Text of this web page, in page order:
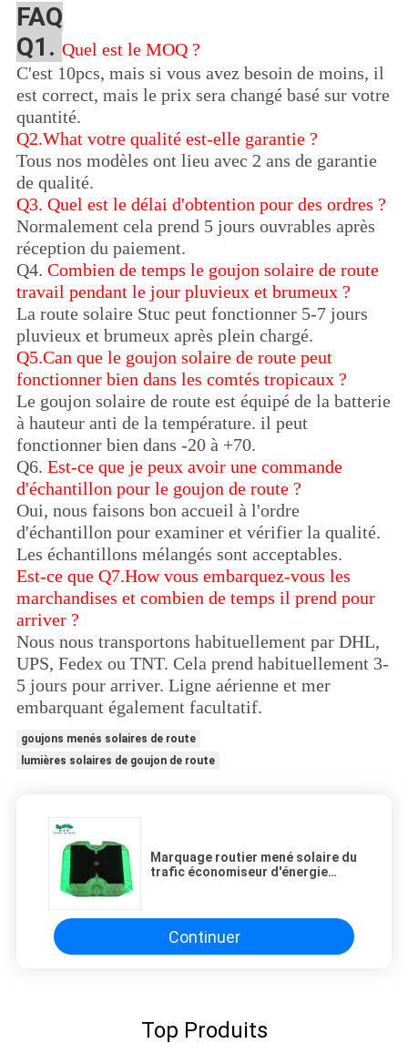
FAQ
Q1. Quel est le MOQ ?
C'est 10pcs, mais si vous avez besoin de moins, il
est correct, mais le prix sera changé basé sur votre
quantité.
Q2.What votre qualité est-elle garantie ?
Tous nos modèles ont lieu avec 2 ans de garantie
de qualité.
Q3. Quel est le délai d'obtention pour des ordres ?
Normalement cela prend 5 jours ouvrables après
réception du paiement.
Q4. Combien de temps le goujon solaire de route
travail pendant le jour pluvieux et brumeux ?
La route solaire Stuc peut fonctionner 5-7 jours
pluvieux et brumeux après plein chargé.
Q5.Can que le goujon solaire de route peut
fonctionner bien dans les comtés tropicaux ?
Le goujon solaire de route est équipé de la batterie
à hauteur anti de la température. il peut
fonctionner bien dans -20 à +70.
Q6. Est-ce que je peux avoir une commande
d'échantillon pour le goujon de route ?
Oui, nous faisons bon accueil à l'ordre
d'échantillon pour examiner et vérifier la qualité.
Les échantillons mélangés sont acceptables.
Est-ce que Q7.How vous embarquez-vous les
marchandises et combien de temps il prend pour
arriver ?
Nous nous transportons habituellement par DHL,
UPS, Fedex ou TNT. Cela prend habituellement 3-
5 jours pour arriver. Ligne aérienne et mer
embarquant également facultatif.
goujons menés solaires de route
lumières solaires de goujon de route
Marquage routier mené solaire du
trafic économiseur d'énergie
Continuer
Top Produits